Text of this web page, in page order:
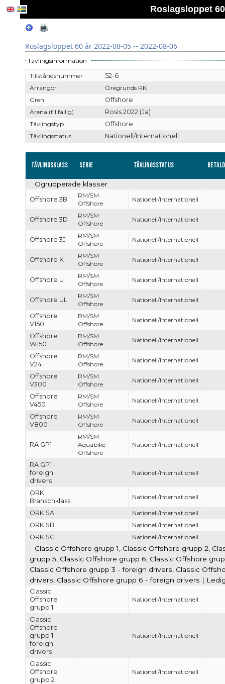
Roslagsloppet
Roslagsloppet 60 år 2022-08-05 -- 2022-08-06
Tävlingsinformation
Tillståndsnummer
52-6
Arrangör
Öregrunds RK
Gren
Offshore
Arena (tillfällig)
Rosis 2022 (Ja)
Tävlingstyp
Offshore
Tävlingsstatus
Nationell/Internationell
Tävlingsklass Serie Tävlingsstatus
Ogrupperade klasser
Offshore 3B
RM/SM
Offshore
Nationell/Internationell
Offshore 3D
RM/SM
Offshore
Nationell/Internationell
Offshore 3J
RM/SM
Offshore
Nationell/Internationell
Offshore K
RM/SM
Offshore
Nationell/Internationell
Offshore U
RM/SM
Offshore
Nationell/Internationell
Offshore UL
RM/SM
Offshore
Nationell/Internationell
Offshore
V150
RM/SM
Offshore
Nationell/Internationell
Offshore
W150
RM/SM
Offshore
Nationell/Internationell
Offshore
V24
RM/SM
Offshore
Nationell/Internationell
Offshore
V300
RM/SM
Offshore
Nationell/Internationell
Offshore
V450
RM/SM
Offshore
Nationell/Internationell
Offshore
V800
RM/SM
Offshore
Nationell/Internationell
RA GP1
RM/SM
Aquabike
Offshore
Nationell/Internationell
RA GP1 -
foreign
drivers
Nationell/Internationell
ÖRK
Branschklass
Nationell/Internationell
ÖRK SA
Nationell/Internationell
ÖRK SB
Nationell/Internationell
ÖRK SC
Nationell/Internationell
Classic Offshore grupp 1, Classic Offshore grupp 2,
grupp 5, Classic Offshore grupp 6, Classic Offshore
Classic Offshore grupp 3 - foreign drivers, Classic
drivers, Classic Offshore grupp 6 - foreign drivers |
Classic
Offshore
grupp 1
Nationell/Internationell
Classic
Offshore
grupp 1 -
foreign
drivers
Nationell/Internationell
Classic
Offshore
grupp 2
Nationell/Internationell